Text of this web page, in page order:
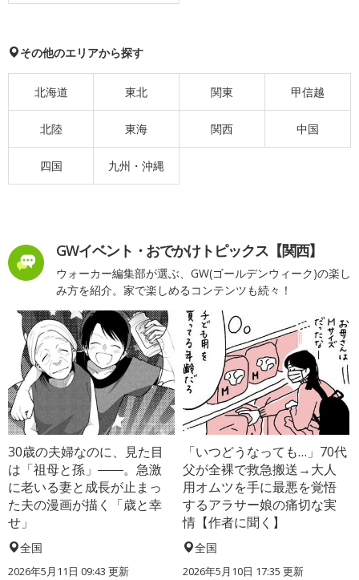
その他のエリアから探す
北海道 東北 関東 甲信越
北陸 東海 関西 中国
四国 九州・沖縄
GWイベント・おでかけトピックス【関西】
ウォーカー編集部が選ぶ、GW(ゴールデンウィーク)の楽し
み方を紹介。家で楽しめるコンテンツも続々！
30歳の夫婦なのに、見た目
は「祖母と孫」――。急激
に老いる妻と成長が止まっ
た夫の漫画が描く「歳と幸
せ」
全国
2026年5月11日 09:43 更新
「いつどうなっても…」70代
父が全裸で救急搬送→大人
用オムツを手に最悪を覚悟
するアラサー娘の痛切な実
情【作者に聞く】
全国
2026年5月10日 17:35 更新